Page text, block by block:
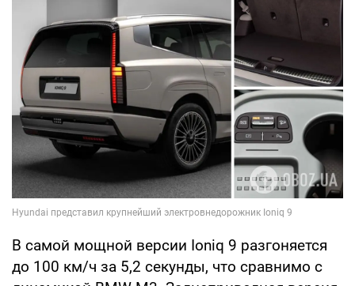
В самой мощной версии Ioniq 9 разгоняется
до 100 км/ч за 5,2 секунды, что сравнимо с